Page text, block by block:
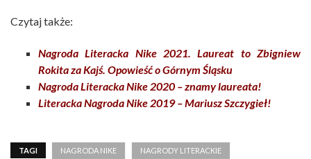
Czytaj także:
Nagroda Literacka Nike 2021. Laureat to Zbigniew
Rokita za Kajś. Opowieść o Górnym Śląsku
Nagroda Literacka Nike 2020 – znamy laureata!
Literacka Nagroda Nike 2019 – Mariusz Szczygieł!
TAGI NAGRODA NIKE NAGRODY LITERACKIE